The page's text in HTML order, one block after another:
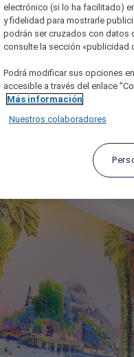
300 m de la estación de
electrónico (si lo ha facilitado)
y fidelidad para mostrarle
podrán ser cruzados con datos
consulte la sección «publicidad
Podrá modificar sus opciones
accesible a través del enlace
Más información
Nuestros colaboradores